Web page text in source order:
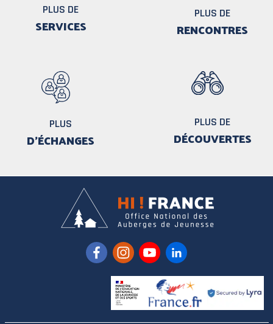
PLUS DE
SERVICES
PLUS DE
RENCONTRES
PLUS
D'ÉCHANGES
PLUS DE
DÉCOUVERTES